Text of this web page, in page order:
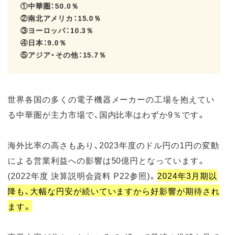
①中華圏：50.0％
②南北アメリカ：15.0％
③ヨーロッパ：10.3％
④日本：9.0％
⑤アジア・その他：15.7％
世界各国の多くの電子機器メーカーの工場を抱えてい
る中華圏が主力市場で、国内比率はわずか9％です。
海外比率の高さもあり、2023年度のドル円の1円の変動
による営業利益への影響は50億円となっています。
(2022年度 決算説明会資料 P22参照)。2024年3月期以
降も、大幅な円安が続いていますから好影響が期待され
ます。